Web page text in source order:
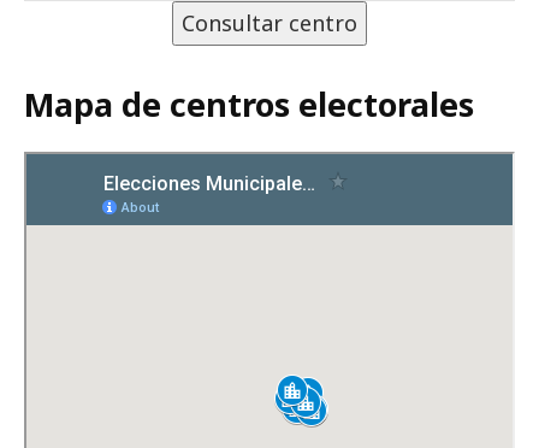
Consultar centro
Mapa de centros electorales